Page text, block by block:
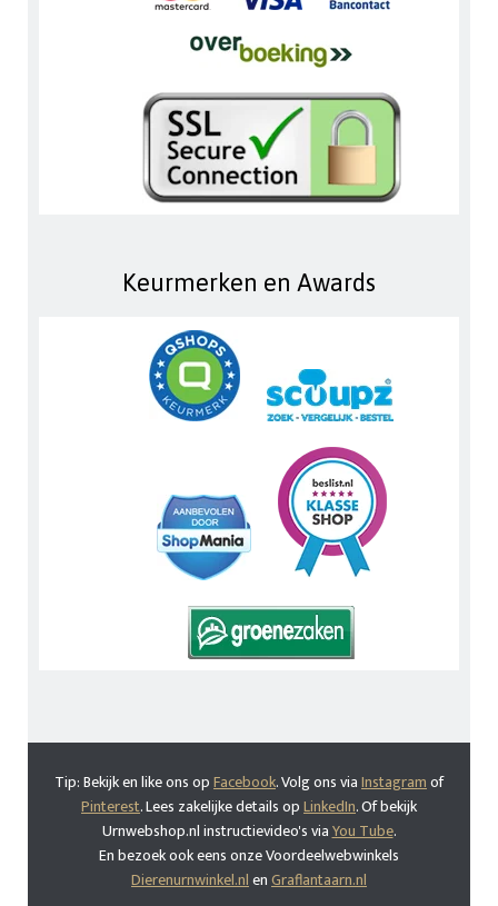
Keurmerken en Awards
Tip: Bekijk en like ons opFacebook. Volg ons viaInstagramof
Pinterest. Lees zakelijke details opLinkedIn. Of bekijk
Urnwebshop.nl instructievideo's viaYou Tube.
En bezoek ook eens onze Voordeelwebwinkels
Dierenurnwinkel.nlenGraflantaarn.nl